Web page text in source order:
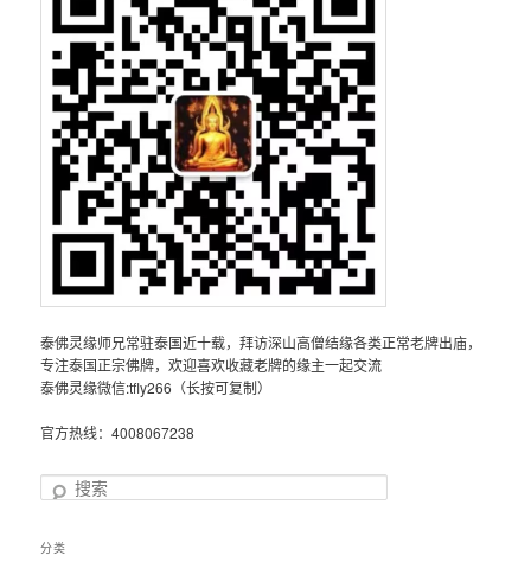
泰佛灵缘师兄常驻泰国近十载，拜访深山高僧结缘各类正常老牌出庙，
专注泰国正宗佛牌，欢迎喜欢收藏老牌的缘主一起交流
泰佛灵缘微信:tfly266（长按可复制）
官方热线：4008067238
搜
分类